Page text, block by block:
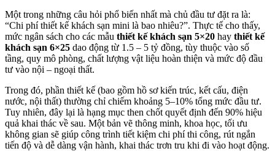
Một trong những câu hỏi phổ biến nhất mà chủ đầu tư đặt ra là:
“Chi phí thiết kế khách sạn mini là bao nhiêu?”. Thực tế cho thấy,
mức ngân sách cho các mẫu thiết kế khách sạn 5×20 hay thiết kế
khách sạn 6×25 dao động từ 1.5 – 5 tỷ đồng, tùy thuộc vào số
tầng, quy mô phòng, chất lượng vật liệu hoàn thiện và mức độ đầu
tư vào nội – ngoại thất.
Trong đó, phần thiết kế (bao gồm hồ sơ kiến trúc, kết cấu, điện
nước, nội thất) thường chỉ chiếm khoảng 5–10% tổng mức đầu tư.
Tuy nhiên, đây lại là hạng mục then chốt quyết định đến 90% hiệu
quả khai thác về sau. Một bản vẽ thông minh, khoa học, tối ưu
không gian sẽ giúp công trình tiết kiệm chi phí thi công, rút ngắn
tiến độ và dễ dàng vận hành, khai thác trơn tru khi đi vào hoạt động.